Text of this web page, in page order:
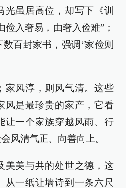
光虽居高位，却写下《训
俭入奢易，由奢入俭难”；
百封家书，强调“家俭则
家风淳，则风气清。这些
风是最珍贵的家产，它看
让一个家族穿越风雨、行
风清气正、向善向上。
美美与共的处世之德，这
从一纸让墙诗到一条六尺